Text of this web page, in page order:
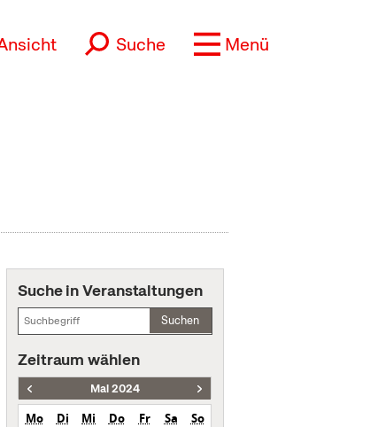
Suche Menü
Suche in Veranstaltungen
Suchen
Zeitraum wählen
Mai 2024
Mo Di Mi Do Fr Sa
So